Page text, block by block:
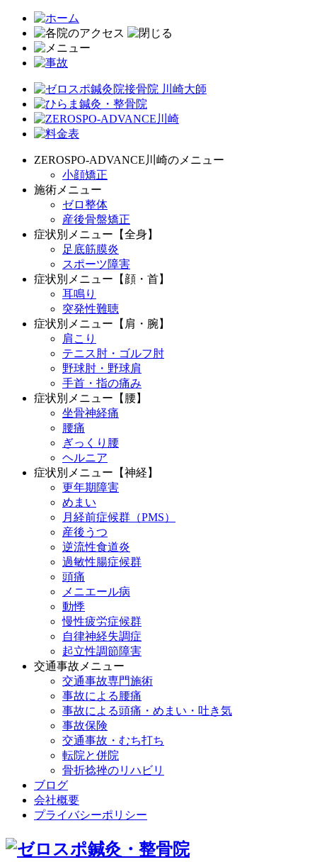
ZEROSPO-ADVANCE川崎のメニュー
小顔矯正
施術メニュー
ゼロ整体
産後骨盤矯正
症状別メニュー【全身】
足底筋膜炎
スポーツ障害
症状別メニュー【顔・首】
耳鳴り
突発性難聴
症状別メニュー【肩・腕】
肩こり
テニス肘・ゴルフ肘
野球肘・野球肩
手首・指の痛み
症状別メニュー【腰】
坐骨神経痛
腰痛
ぎっくり腰
ヘルニア
症状別メニュー【神経】
更年期障害
めまい
月経前症候群（PMS）
産後うつ
逆流性食道炎
過敏性腸症候群
頭痛
メニエール病
動悸
慢性疲労症候群
自律神経失調症
起立性調節障害
交通事故メニュー
交通事故専門施術
事故による腰痛
事故による頭痛・めまい・吐き気
事故保険
交通事故・むち打ち
転院と併院
骨折捻挫のリハビリ
ブログ
会社概要
プライバシーポリシー